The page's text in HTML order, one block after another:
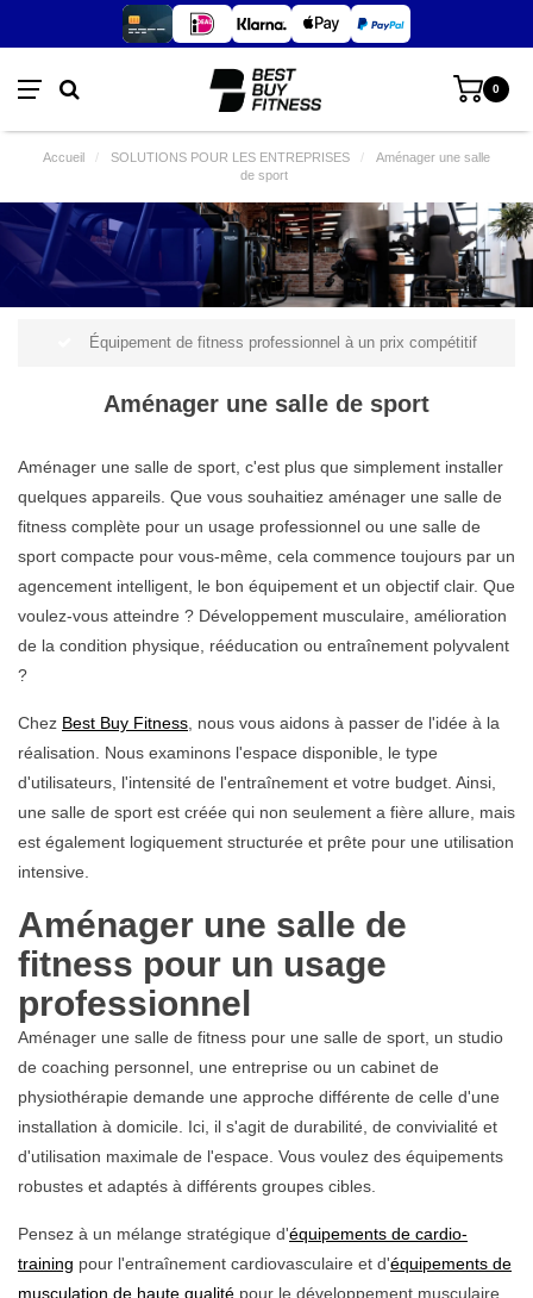
0
Accueil / SOLUTIONS POUR LES ENTREPRISES /
Aménager une salle
de sport
Équipement de fitness professionnel à un prix compétitif
Aménager une salle de sport
Aménager une salle de sport, c'est plus que simplement installer
quelques appareils. Que vous souhaitiez aménager une salle de
fitness complète pour un usage professionnel ou une salle de
sport compacte pour vous-même, cela commence toujours par un
agencement intelligent, le bon équipement et un objectif clair. Que
voulez-vous atteindre ? Développement musculaire, amélioration
de la condition physique, rééducation ou entraînement polyvalent
?
Chez Best Buy Fitness , nous vous aidons à passer de l'idée à la
réalisation. Nous examinons l'espace disponible, le type
d'utilisateurs, l'intensité de l'entraînement et votre budget. Ainsi,
une salle de sport est créée qui non seulement a fière allure, mais
est également logiquement structurée et prête pour une utilisation
intensive.
Aménager une salle de
fitness pour un usage
professionnel
Aménager une salle de fitness pour une salle de sport, un studio
de coaching personnel, une entreprise ou un cabinet de
physiothérapie demande une approche différente de celle d'une
installation à domicile. Ici, il s'agit de durabilité, de convivialité et
d'utilisation maximale de l'espace. Vous voulez des équipements
robustes et adaptés à différents groupes cibles.
Pensez à un mélange stratégique d'équipements de cardio-
training pour l'entraînement cardiovasculaire et d'équipements de
musculation de haute qualité pour le développement musculaire